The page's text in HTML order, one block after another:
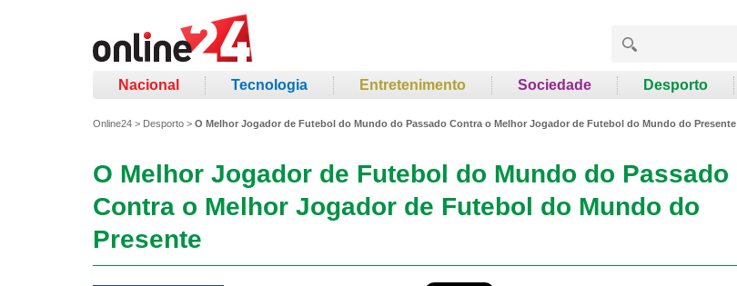
Nacional Tecnologia Entretenimento Sociedade Desporto
Online24 > Desporto > O Melhor Jogador de Futebol do Mundo do Passado Contra o Melhor Jogador de Futebol do Mundo do Presente
O Melhor Jogador de Futebol do Mundo do Passado
Contra o Melhor Jogador de Futebol do Mundo do
Presente